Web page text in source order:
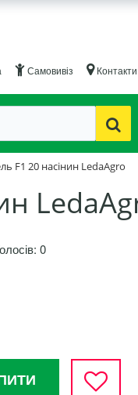
Самовивіз Контакти
F1 20 насінин LedaAgro
0